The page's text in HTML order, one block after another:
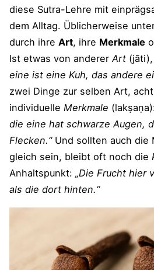
diese Sutra-Lehre mit
dem Alltag. Üblicherweise
durch ihre Art, ihre Merkmale
Ist etwas von andererArt
eine ist eine Kuh, das andere
zwei Dinge zur selben Art,
individuelle Merkmale
die eine hat schwarze Augen,
Flecken.“Und sollten auch die
gleich sein, bleibt oft noch die
Anhaltspunkt: „Die Frucht hier
als die dort hinten.“